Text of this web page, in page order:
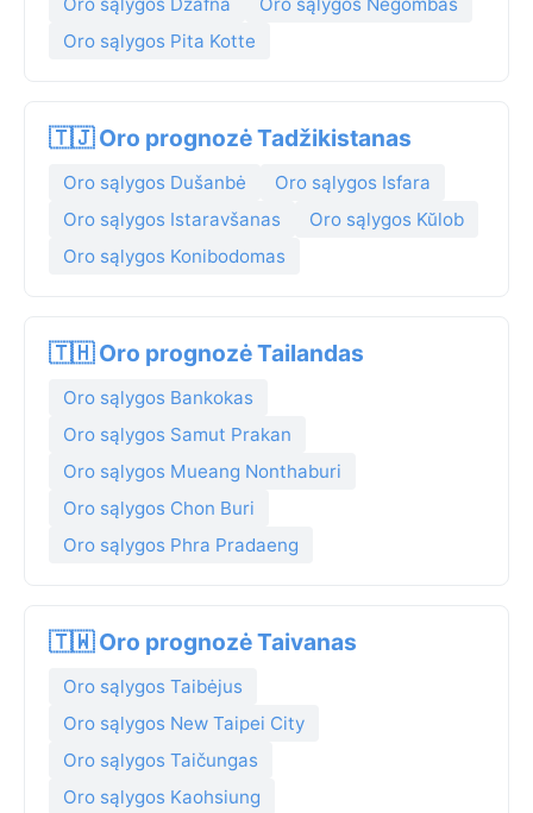
Oro sąlygos Džafna
Oro sąlygos Negombas
Oro sąlygos Pita Kotte
🇹🇯 Oro prognozė Tadžikistanas
Oro sąlygos Dušanbė
Oro sąlygos Isfara
Oro sąlygos Istaravšanas
Oro sąlygos Kŭlob
Oro sąlygos Konibodomas
🇹🇭 Oro prognozė Tailandas
Oro sąlygos Bankokas
Oro sąlygos Samut Prakan
Oro sąlygos Mueang Nonthaburi
Oro sąlygos Chon Buri
Oro sąlygos Phra Pradaeng
🇹🇼 Oro prognozė Taivanas
Oro sąlygos Taibėjus
Oro sąlygos New Taipei City
Oro sąlygos Taičungas
Oro sąlygos Kaohsiung